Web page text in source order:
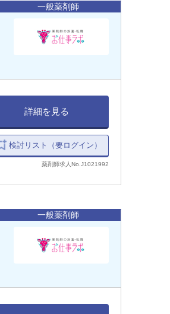
一般薬剤師
詳細を見る
検討リスト（要ログイン）
薬剤師求人No.J1021992
一般薬剤師